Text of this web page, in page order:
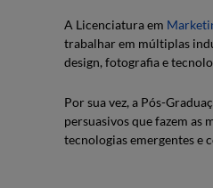
A Licenciatura em
trabalhar em múltiplas
design, fotografia e
Por sua vez, a Pós-
persuasivos que fazem as
tecnologias emergentes e